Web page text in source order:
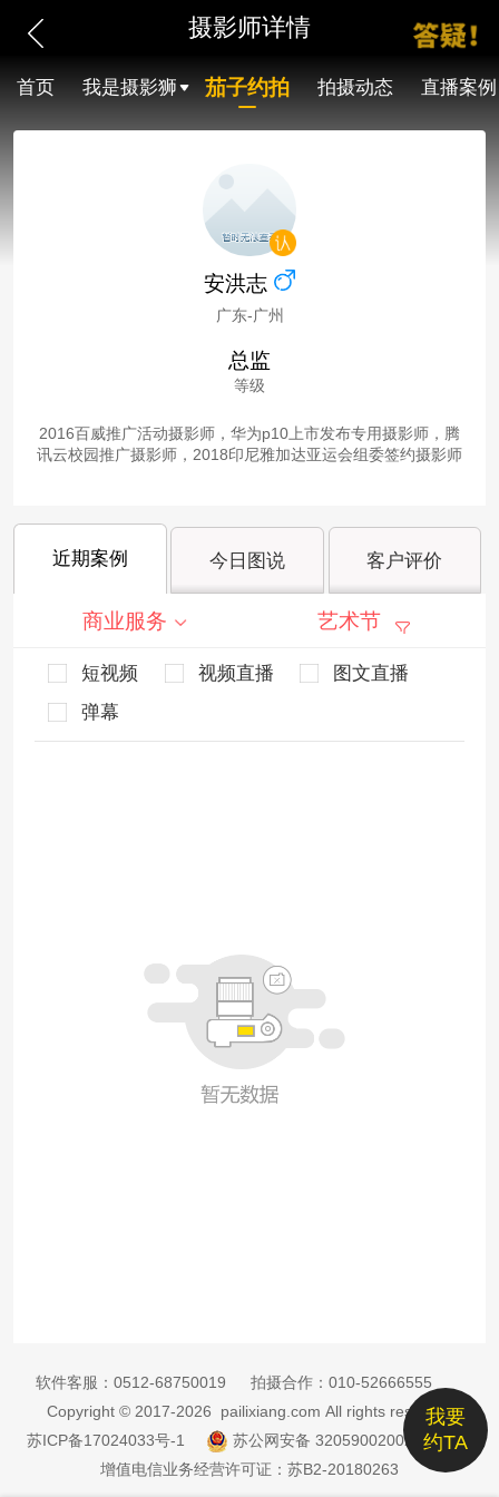
摄影师详情
首页 我是摄影狮 茄子约拍 拍摄动态 直播案例
安洪志
广东-广州
总监
等级
2016百威推广活动摄影师，华为p10上市发布专用摄影师，腾
讯云校园推广摄影师，2018印尼雅加达亚运会组委签约摄影师
近期案例 今日图说 客户评价
商业服务 艺术节
短视频 视频直播
图文直播
弹幕
我要
约TA
软件客服： 0512-68750019 拍摄合作： 010-52666555
Copyright © 2017-2026 pailixiang.com All rights reserved
苏ICP备17024033号-1
苏公网安备 32059002002885号
增值电信业务经营许可证：苏B2-20180263